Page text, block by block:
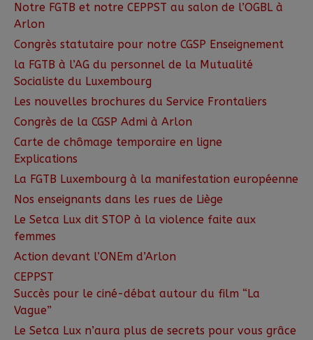
Notre FGTB et notre CEPPST au salon de l’OGBL à
Arlon
Congrès statutaire pour notre CGSP Enseignement
la FGTB à l’AG du personnel de la Mutualité
Socialiste du Luxembourg
Les nouvelles brochures du Service Frontaliers
Congrès de la CGSP Admi à Arlon
Carte de chômage temporaire en ligne
Explications
La FGTB Luxembourg à la manifestation européenne
Nos enseignants dans les rues de Liège
Le Setca Lux dit STOP à la violence faite aux
femmes
Action devant l’ONEm d’Arlon
CEPPST
Succès pour le ciné-débat autour du film “La
Vague”
Le Setca Lux n’aura plus de secrets pour vous grâce